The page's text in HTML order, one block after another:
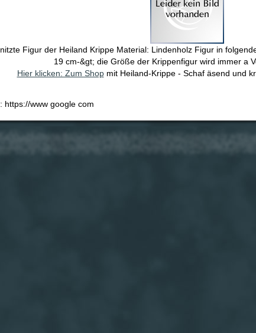
Figur der Heiland Krippe Material: Lindenholz Figur in
19 cm-&gt; die Größe der Krippenfigur wird immer a
Hier klicken: Zum Shopmit Heiland-Krippe - Schaf äsend und
https://www google com